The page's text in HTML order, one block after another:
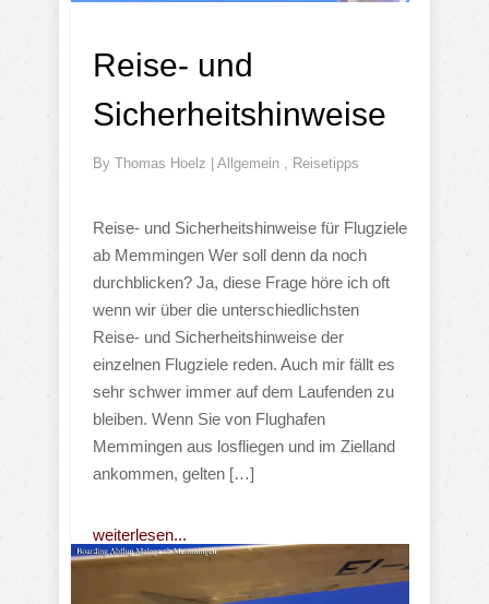
Reise- und
Sicherheitshinweise
By Thomas Hoelz Allgemein , Reisetipps
Reise- und Sicherheitshinweise für Flugziele
ab Memmingen Wer soll denn da noch
durchblicken? Ja, diese Frage höre ich oft
wenn wir über die unterschiedlichsten
Reise- und Sicherheitshinweise der
einzelnen Flugziele reden. Auch mir fällt es
sehr schwer immer auf dem Laufenden zu
bleiben. Wenn Sie von Flughafen
Memmingen aus losfliegen und im Zielland
ankommen, gelten […]
weiterlesen...